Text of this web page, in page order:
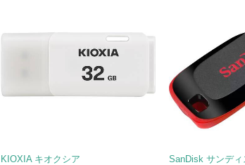
KIOXIA キオクシア
SanDisk サンディ